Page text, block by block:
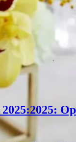
2025:2025: